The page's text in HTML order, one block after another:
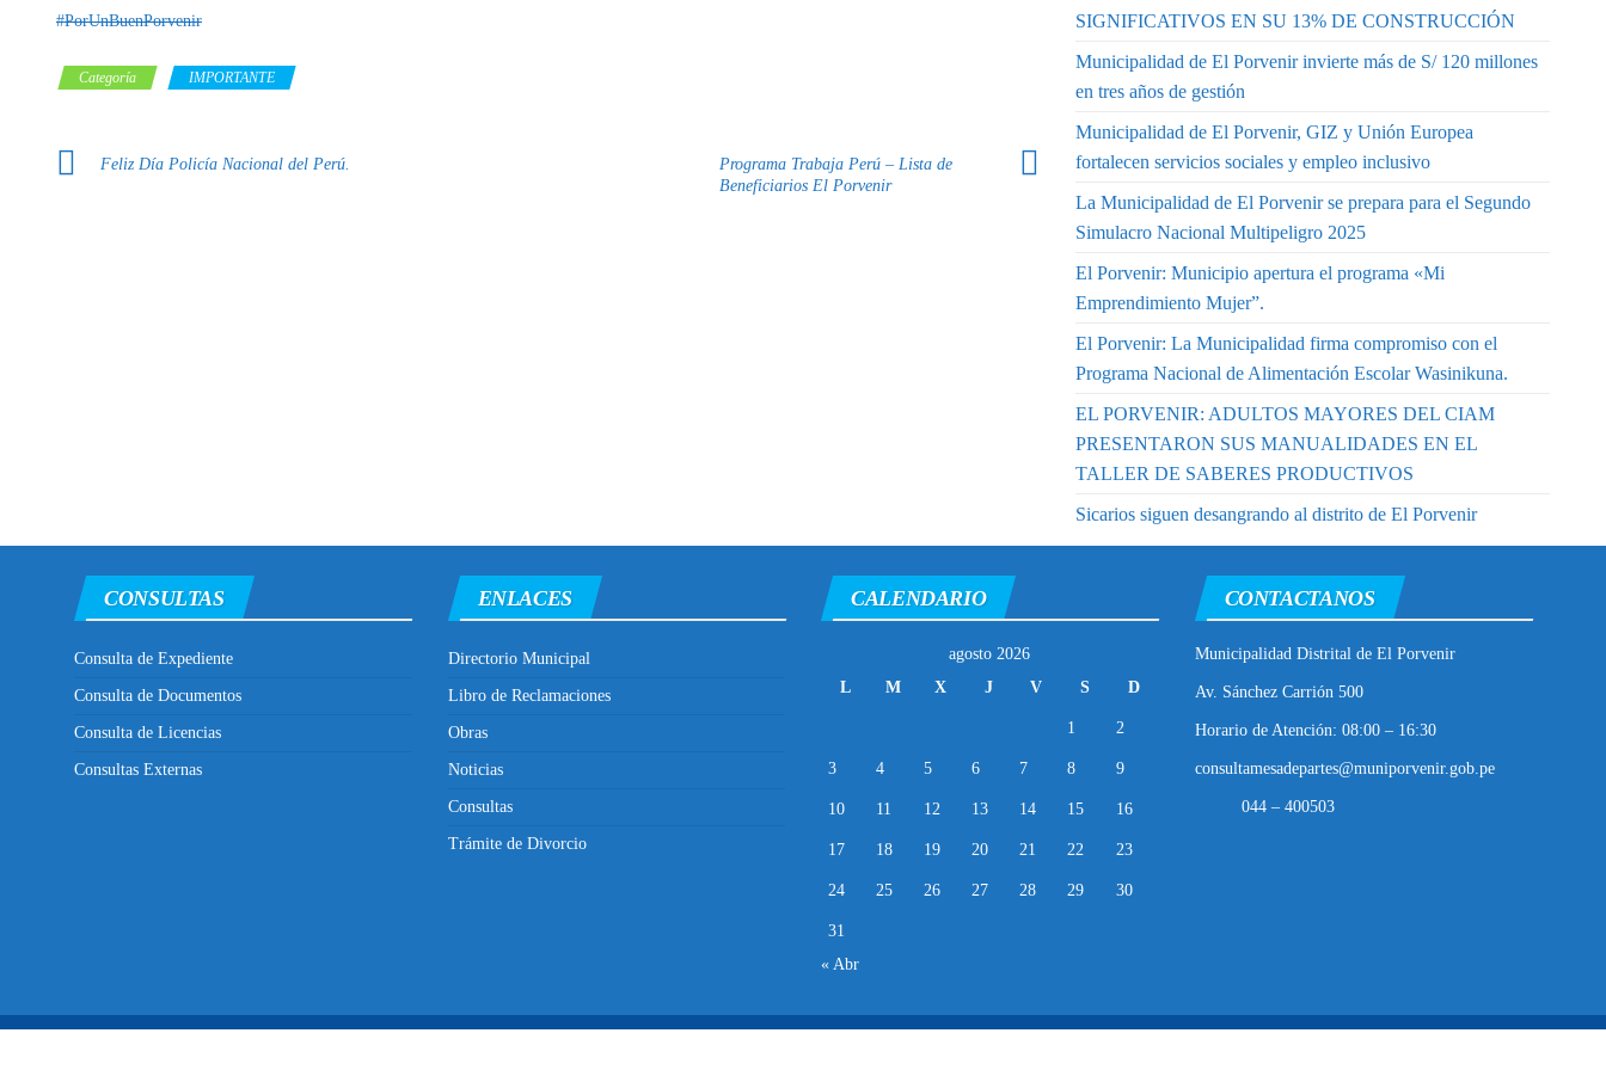
#PorUnBuenPorvenir
Categoría IMPORTANTE
Feliz Día Policía Nacional del Perú.
Programa Trabaja Perú – Lista de
Beneficiarios El Porvenir
SIGNIFICATIVOS EN SU 13% DE CONSTRUCCIÓN
Municipalidad de El Porvenir invierte más de S/ 120 millones
en tres años de gestión
Municipalidad de El Porvenir, GIZ y Unión Europea
fortalecen servicios sociales y empleo inclusivo
La Municipalidad de El Porvenir se prepara para el Segundo
Simulacro Nacional Multipeligro 2025
El Porvenir: Municipio apertura el programa «Mi
Emprendimiento Mujer”.
El Porvenir: La Municipalidad firma compromiso con el
Programa Nacional de Alimentación Escolar Wasinikuna.
EL PORVENIR: ADULTOS MAYORES DEL CIAM
PRESENTARON SUS MANUALIDADES EN EL
TALLER DE SABERES PRODUCTIVOS
Sicarios siguen desangrando al distrito de El Porvenir
CONSULTAS
Consulta de Expediente
Consulta de Documentos
Consulta de Licencias
Consultas Externas
ENLACES
Directorio Municipal
Libro de Reclamaciones
Obras
Noticias
Consultas
Trámite de Divorcio
CALENDARIO
agosto 2026
L
M X J V S D
1 2
3 4 5 6 7 8 9
10 11 12 13 14 15 16
17 18 19 20 21 22 23
24 25 26 27 28 29 30
31
« Abr
CONTACTANOS
Municipalidad Distrital de El Porvenir
Av. Sánchez Carrión 500
Horario de Atención: 08:00 – 16:30
consultamesadepartes@muniporvenir.gob.pe
044 – 400503